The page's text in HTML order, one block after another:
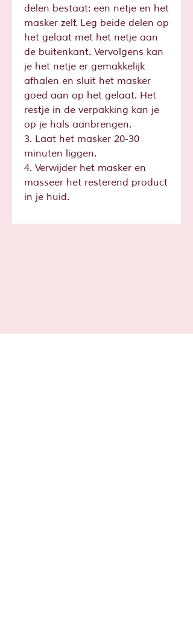
delen bestaat: een netje en het
masker zelf. Leg beide delen op
het gelaat met het netje aan
de buitenkant. Vervolgens kan
je het netje er gemakkelijk
afhalen en sluit het masker
goed aan op het gelaat. Het
restje in de verpakking kan je
op je hals aanbrengen.
3. Laat het masker 20-30
minuten liggen.
4. Verwijder het masker en
masseer het resterend product
in je huid.